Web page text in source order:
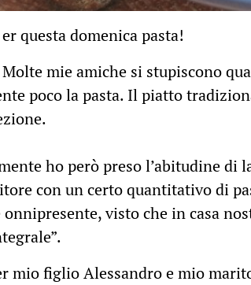
er questa domenica pasta!
Molte mie amiche si stupiscono
poco la pasta. Il piatto
ho però preso l’abitudine di
con un certo quantitativo di
onnipresente, visto che in casa
mio figlio Alessandro e mio